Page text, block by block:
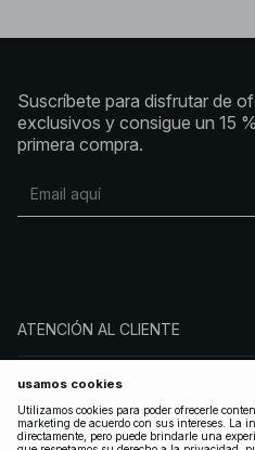
Suscríbete para disfrutar de
exclusivos y consigue un 15
primera compra.
ATENCIÓN AL CLIENTE
SOBRE NA-KD
SÍGUENOS